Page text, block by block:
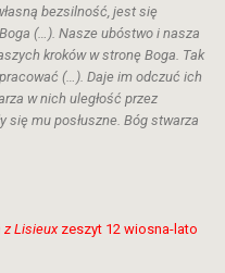
bezsilność, jest się
(…). Nasze ubóstwo i nasza
kroków w stronę Boga. Tak
(…). Daje im odczuć ich
w nich uległość przez
się mu posłuszne. Bóg stwarza
z Lisieuxzeszyt 12 wiosna-lato